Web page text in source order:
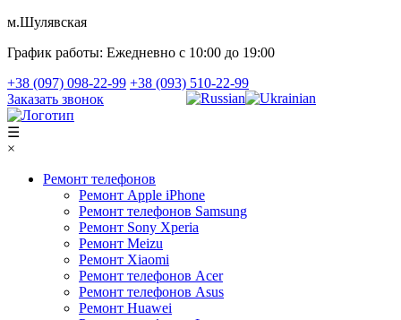
м.Шулявская
График работы: Ежедневно с 10:00 до 19:00
+38 (097) 098-22-99 +38 (093) 510-22-99
Заказать звонок
☰
×
Ремонт телефонов
Ремонт Apple iPhone
Ремонт телефонов Samsung
Ремонт Sony Xperia
Ремонт Meizu
Ремонт Xiaomi
Ремонт телефонов Acer
Ремонт телефонов Asus
Ремонт Huawei